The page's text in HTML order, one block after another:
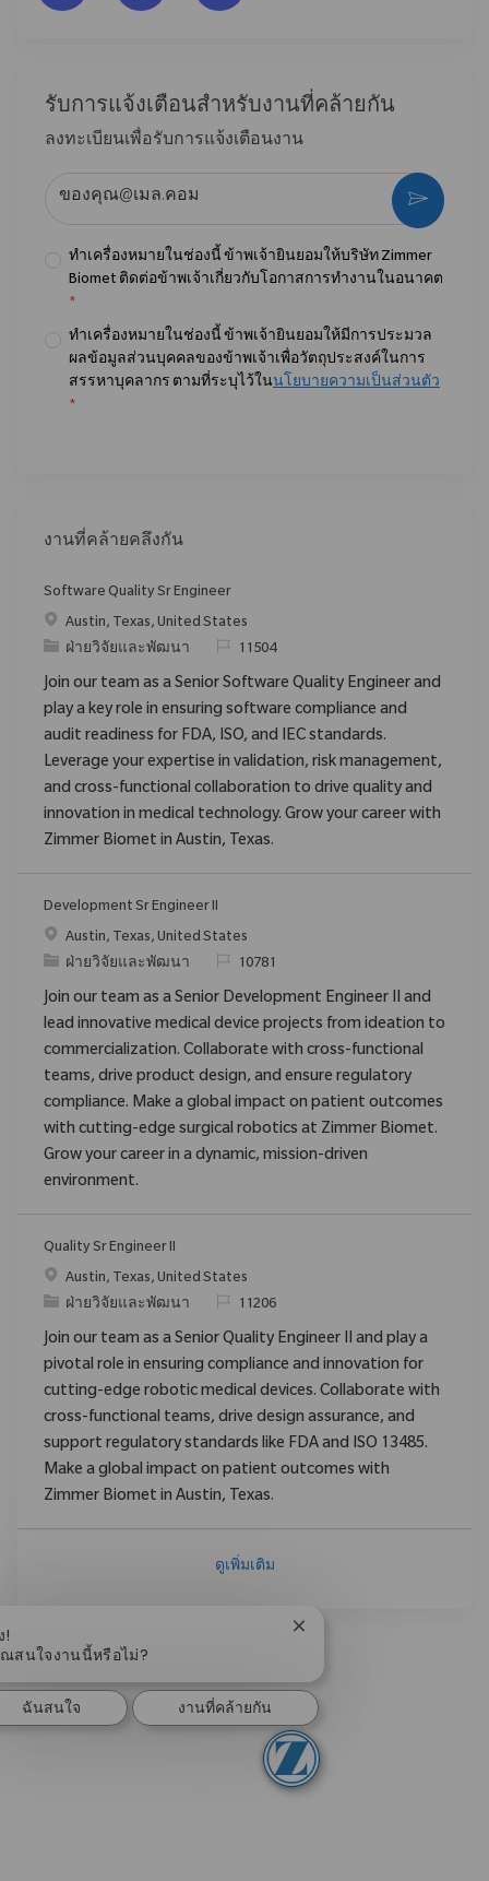
รับการแจ้งเตือนสําหรับงานที่คล้ายกัน
ลงทะเบียนเพื่อรับการแจ้งเตือนงาน
ทำเครื่องหมายในช่องนี้ ข้าพเจ้ายินยอมให้บริษัท Zimmer
Biomet ติดต่อข้าพเจ้าเกี่ยวกับโอกาสการทำงานในอนาคต
*
ทำเครื่องหมายในช่องนี้ ข้าพเจ้ายินยอมให้มีการประมวล
ผลข้อมูลส่วนบุคคลของข้าพเจ้าเพื่อวัตถุประสงค์ในการ
สรรหาบุคลากร ตามที่ระบุไว้ในนโยบายความเป็นส่วนตัว
*
กระตุ้น
งานที่คล้ายคลึงกัน
Software Quality Sr Engineer
สถานที่Austin, Texas, United States
ประเภท
ฝ่ายวิจัยและพัฒนา ReqId11504
Join our team as a Senior Software Quality Engineer and
play a key role in ensuring software compliance and
audit readiness for FDA, ISO, and IEC standards.
Leverage your expertise in validation, risk management,
and cross-functional collaboration to drive quality and
innovation in medical technology. Grow your career with
Zimmer Biomet in Austin, Texas.
Development Sr Engineer II
สถานที่Austin, Texas, United States
ประเภท
ฝ่ายวิจัยและพัฒนา ReqId10781
Join our team as a Senior Development Engineer II and
lead innovative medical device projects from ideation to
commercialization. Collaborate with cross-functional
teams, drive product design, and ensure regulatory
compliance. Make a global impact on patient outcomes
with cutting-edge surgical robotics at Zimmer Biomet.
Grow your career in a dynamic, mission-driven
environment.
Quality Sr Engineer II
สถานที่Austin, Texas, United States
ประเภท
ฝ่ายวิจัยและพัฒนา ReqId11206
Join our team as a Senior Quality Engineer II and play a
pivotal role in ensuring compliance and innovation for
cutting-edge robotic medical devices. Collaborate with
cross-functional teams, drive design assurance, and
support regulatory standards like FDA and ISO 13485.
Make a global impact on patient outcomes with
Zimmer Biomet in Austin, Texas.
ดูเพิ่มเติม
!
สนใจงานนี้หรือไม่?
ปิดการแจ้งเตือนแชทบอท
ฉันสนใจ งานที่คล้ายกัน